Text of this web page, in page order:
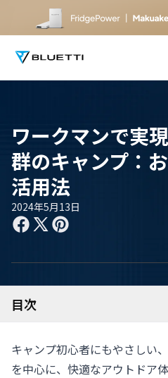
ワークマンで実
群のキャンプ：
活用法
2024年5月13日
目次
キャンプ初心者にもやさしい
を中心に、快適なアウトドア